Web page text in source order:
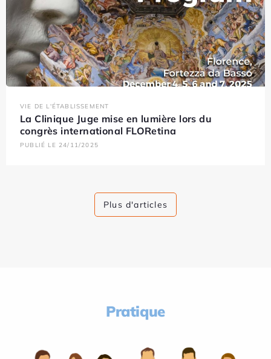
VIE DE L'ÉTABLISSEMENT
La Clinique Juge mise en lumière lors du
congrès international FLORetina
PUBLIÉ LE 24/11/2025
Plus d'articles
Pratique